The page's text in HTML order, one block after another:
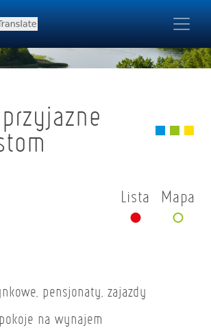
Lista Mapa
pensjonaty, zajazdy
na wynajem